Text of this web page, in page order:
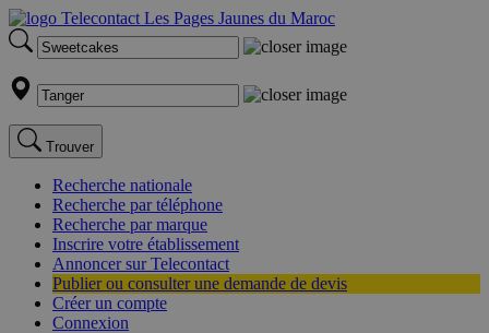
Trouver
Recherche nationale
Recherche par téléphone
Recherche par marque
Inscrire votre établissement
Annoncer sur Telecontact
Publier ou consulter une demande de devis
Créer un compte
Connexion